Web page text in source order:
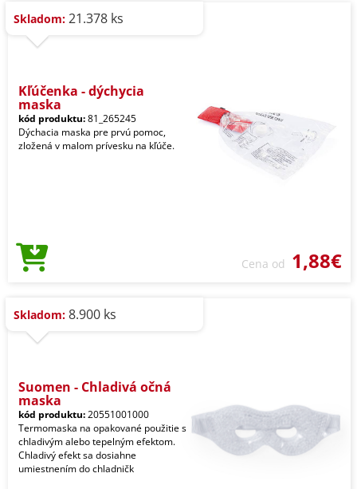
Skladom: 21.378 ks
Kľúčenka - dýchycia
maska
kód produktu:81_265245
Dýchacia maska pre prvú pomoc,
zložená v malom prívesku na kľúče.
Cena od 1,88€
Skladom: 8.900 ks
Suomen - Chladivá očná
maska
kód produktu:20551001000
Termomaska na opakované použitie s
chladivým alebo tepelným efektom.
Chladivý efekt sa dosiahne
umiestnením do chladničk